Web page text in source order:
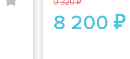
9 320 ₽
8 200 ₽